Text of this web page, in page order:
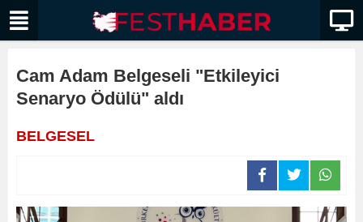
Cam Adam Belgeseli "Etkileyici
Senaryo Ödülü" aldı
BELGESEL